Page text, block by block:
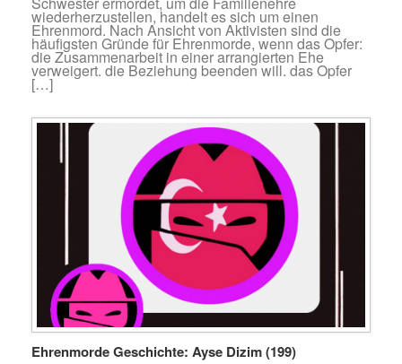
wiederherzustellen, handelt es sich um einen
Ehrenmord. Nach Ansicht von Aktivisten sind die
häufigsten Gründe für Ehrenmorde, wenn das Opfer:
die Zusammenarbeit in einer arrangierten Ehe
verweigert. die Beziehung beenden will. das Opfer
[…]
Ehrenmorde Geschichte: Ayse Dizim (199)